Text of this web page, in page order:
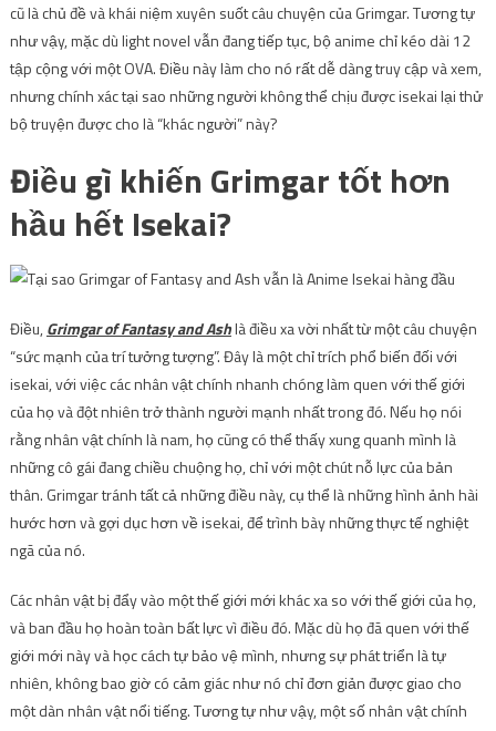
cũ là chủ đề và khái niệm xuyên suốt câu chuyện của Grimgar. Tương tự
như vậy, mặc dù light novel vẫn đang tiếp tục, bộ anime chỉ kéo dài 12
tập cộng với một OVA. Điều này làm cho nó rất dễ dàng truy cập và xem,
nhưng chính xác tại sao những người không thể chịu được isekai lại thử
bộ truyện được cho là “khác người” này?
Điều gì khiến Grimgar tốt hơn
hầu hết Isekai?
Điều,Grimgar of Fantasy and Ashlà điều xa vời nhất từ ​​một câu chuyện
“sức mạnh của trí tưởng tượng”. Đây là một chỉ trích phổ biến đối với
isekai, với việc các nhân vật chính nhanh chóng làm quen với thế giới
của họ và đột nhiên trở thành người mạnh nhất trong đó. Nếu họ nói
rằng nhân vật chính là nam, họ cũng có thể thấy xung quanh mình là
những cô gái đang chiều chuộng họ, chỉ với một chút nỗ lực của bản
thân. Grimgar tránh tất cả những điều này, cụ thể là những hình ảnh hài
hước hơn và gợi dục hơn về isekai, để trình bày những thực tế nghiệt
ngã của nó.
Các nhân vật bị đẩy vào một thế giới mới khác xa so với thế giới của họ,
và ban đầu họ hoàn toàn bất lực vì điều đó. Mặc dù họ đã quen với thế
giới mới này và học cách tự bảo vệ mình, nhưng sự phát triển là tự
nhiên, không bao giờ có cảm giác như nó chỉ đơn giản được giao cho
một dàn nhân vật nổi tiếng. Tương tự như vậy, một số nhân vật chính